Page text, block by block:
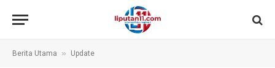
Berita Utama » Update